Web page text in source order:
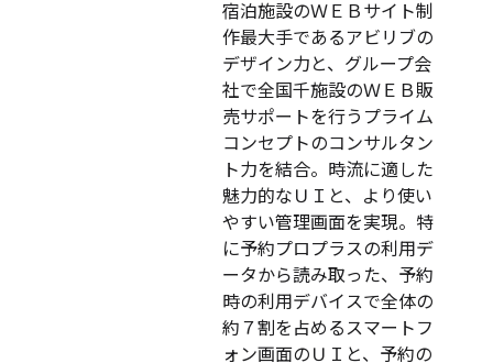
宿泊施設のＷＥＢサイト制
作最大手であるアビリブの
デザイン力と、グループ会
社で全国千施設のＷＥＢ販
売サポートを行うプライム
コンセプトのコンサルタン
ト力を結合。時流に適した
魅力的なＵＩと、より使い
やすい管理画面を実現。特
に予約プロプラスの利用デ
ータから読み取った、予約
時の利用デバイスで全体の
約７割を占めるスマートフ
ォン画面のＵＩと、予約の